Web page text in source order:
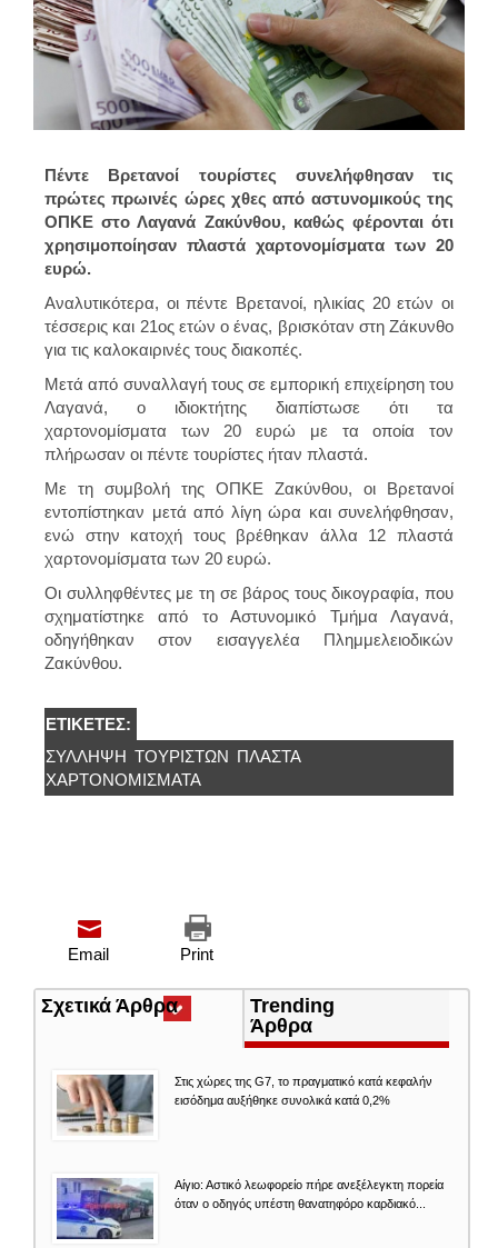
Πέντε Βρετανοί τουρίστες συνελήφθησαν τις
πρώτες πρωινές ώρες χθες από αστυνομικούς της
ΟΠΚΕ στο Λαγανά Ζακύνθου, καθώς φέρονται ότι
χρησιμοποίησαν πλαστά χαρτονομίσματα των 20
ευρώ.
Αναλυτικότερα, οι πέντε Βρετανοί, ηλικίας 20 ετών οι
τέσσερις και 21ος ετών ο ένας, βρισκόταν στη Ζάκυνθο
για τις καλοκαιρινές τους διακοπές.
Μετά από συναλλαγή τους σε εμπορική επιχείρηση του
Λαγανά, ο ιδιοκτήτης διαπίστωσε ότι τα
χαρτονομίσματα των 20 ευρώ με τα οποία τον
πλήρωσαν οι πέντε τουρίστες ήταν πλαστά.
Με τη συμβολή της ΟΠΚΕ Ζακύνθου, οι Βρετανοί
εντοπίστηκαν μετά από λίγη ώρα και συνελήφθησαν,
ενώ στην κατοχή τους βρέθηκαν άλλα 12 πλαστά
χαρτονομίσματα των 20 ευρώ.
Οι συλληφθέντες με τη σε βάρος τους δικογραφία, που
σχηματίστηκε από το Αστυνομικό Τμήμα Λαγανά,
οδηγήθηκαν στον εισαγγελέα Πλημμελειοδικών
Ζακύνθου.
ΕΤΙΚΈΤΕΣ:
ΣΎΛΛΗΨΗ ΤΟΥΡΙΣΤΏΝ ΠΛΑΣΤΆ
ΧΑΡΤΟΝΟΜΙΣΜΑΤΑ
Print
Email
Σχετικά Άρθρα(ενεργή
καρτέλα)
Trending
Άρθρα
Στις χώρες της G7, το πραγματικό κατά κεφαλήν
εισόδημα αυξήθηκε συνολικά κατά 0,2%
Αίγιο: Αστικό λεωφορείο πήρε ανεξέλεγκτη πορεία
όταν ο οδηγός υπέστη θανατηφόρο καρδιακό...